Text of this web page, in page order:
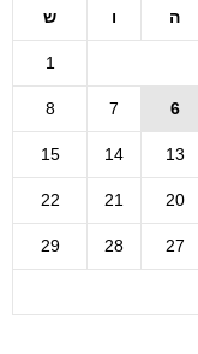
ה ו ש
1
6
7
8
13
14
15
20
21
22
27
28
29